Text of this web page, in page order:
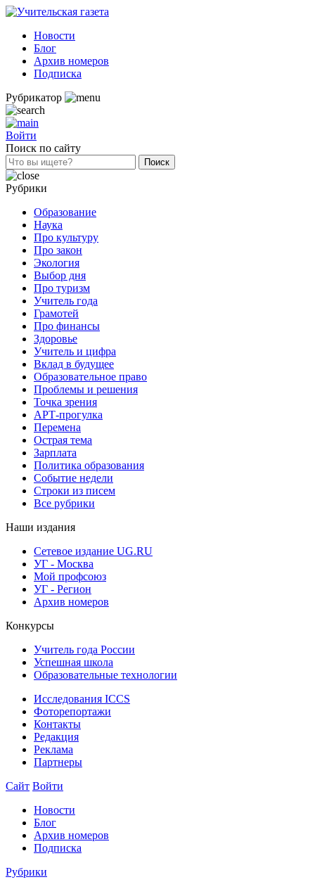
Новости
Блог
Архив номеров
Подписка
Рубрикатор
Войти
Поиск по сайту
Рубрики
Образование
Наука
Про культуру
Про закон
Экология
Выбор дня
Про туризм
Учитель года
Грамотей
Про финансы
Здоровье
Учитель и цифра
Вклад в будущее
Образовательное право
Проблемы и решения
Точка зрения
АРТ-прогулка
Перемена
Острая тема
Зарплата
Политика образования
Событие недели
Строки из писем
Все рубрики
Наши издания
Сетевое издание UG.RU
УГ - Москва
Мой профсоюз
УГ - Регион
Архив номеров
Конкурсы
Учитель года России
Успешная школа
Образовательные технологии
Исследования ICCS
Фоторепортажи
Контакты
Редакция
Реклама
Партнеры
Сайт Войти
Новости
Блог
Архив номеров
Подписка
Рубрики